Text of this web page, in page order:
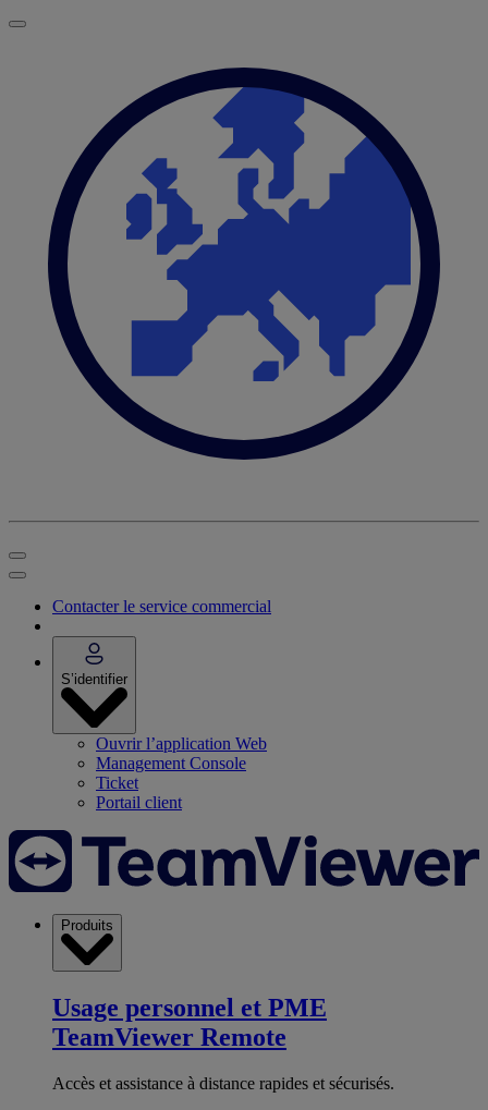
Contacter le service commercial
S’identifier
Ouvrir l’application Web
Management Console
Ticket
Portail client
Produits
Usage personnel et PME
TeamViewer Remote
Accès et assistance à distance rapides et sécurisés.